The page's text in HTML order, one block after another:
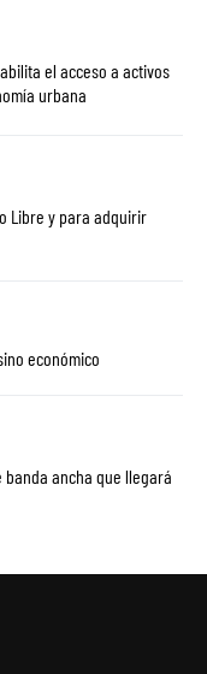
urbana
Libre y para adquirir
económico
banda ancha que llegará